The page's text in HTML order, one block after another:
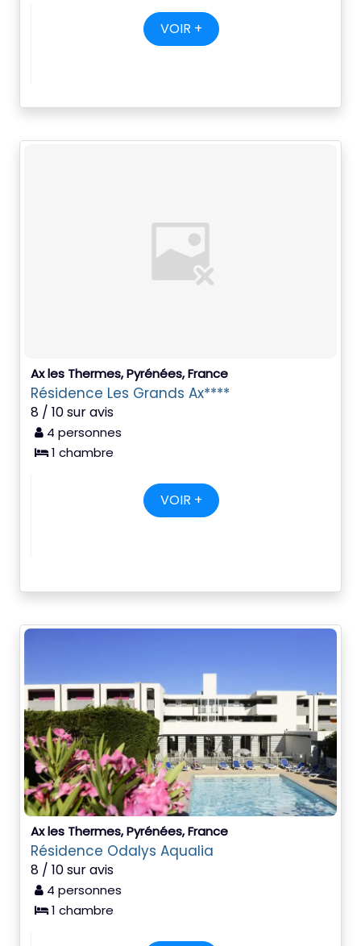
VOIR +
Ax les Thermes, Pyrénées, France
Résidence Les Grands Ax****
8 / 10 sur avis
4 personnes
1 chambre
VOIR +
Ax les Thermes, Pyrénées, France
Résidence Odalys Aqualia
8 / 10 sur avis
4 personnes
1 chambre